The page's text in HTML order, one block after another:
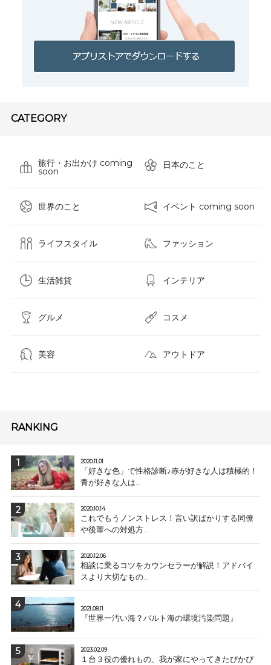
CATEGORY
旅行・お出かけ coming
soon
日本のこと
世界のこと イベント coming soon
ライフスタイル ファッション
生活雑貨 インテリア
グルメ コスメ​
美容 アウトドア
RANKING
2020.11.01
「好きな色」で性格診断♪赤が好きな人は積極的！
青が好きな人は...
2020.10.14
これでもうノンストレス！言い訳ばかりする同僚
や後輩への対処方...
2020.12.06
相談に乗るコツをカウンセラーが解説！アドバイ
スより大切なもの...
2021.08.11
『世界一汚い海？バルト海の環境汚染問題』
2023.02.09
１台３役の優れもの、我が家にやってきたぴかぴ